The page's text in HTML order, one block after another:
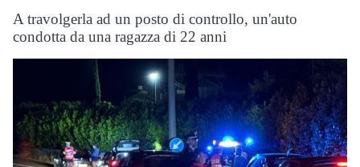
A travolgerla ad un posto di controllo, un'auto
condotta da una ragazza di 22 anni